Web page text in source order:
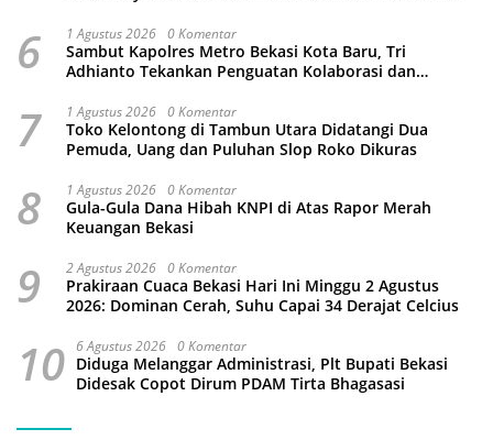
6 1 Agustus 2026 0 Komentar
Sambut Kapolres Metro Bekasi Kota Baru, Tri
Adhianto Tekankan Penguatan Kolaborasi dan
7 1 Agustus 2026 0 Komentar
Toko Kelontong di Tambun Utara Didatangi Dua
Pemuda, Uang dan Puluhan Slop Roko Dikuras
8 1 Agustus 2026 0 Komentar
Gula-Gula Dana Hibah KNPI di Atas Rapor Merah
Keuangan Bekasi
9 2 Agustus 2026 0 Komentar
Prakiraan Cuaca Bekasi Hari Ini Minggu 2 Agustus
2026: Dominan Cerah, Suhu Capai 34 Derajat Celcius
10 6 Agustus 2026 0 Komentar
Diduga Melanggar Administrasi, Plt Bupati Bekasi
Didesak Copot Dirum PDAM Tirta Bhagasasi